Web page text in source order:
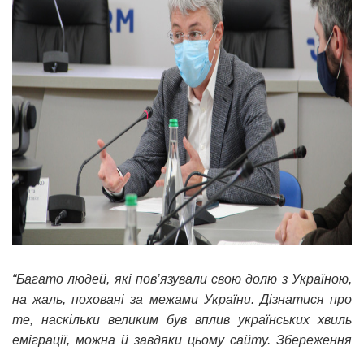
“Багато людей, які пов’язували свою долю з Україною,
на жаль, поховані за межами України. Дізнатися про
те, наскільки великим був вплив українських хвиль
еміграції, можна й завдяки цьому сайту. Збереження